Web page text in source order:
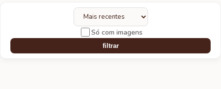
Só com imagens
filtrar